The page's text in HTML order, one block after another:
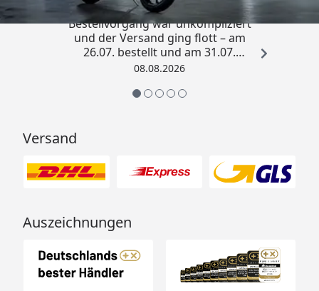
„Sehr zufriedener Kauf! Der
Bestellvorgang war unkompliziert
und der Versand ging flott – am
26.07. bestellt und am 31.07.
geliefert. Die Abdeckplane
Beschreibung und schützt
08.08.2026
Versand
Auszeichnungen